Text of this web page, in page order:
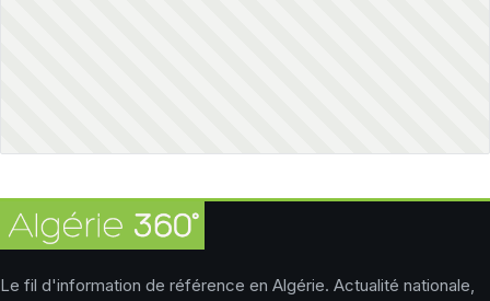
Le fil d'information de référence en Algérie. Actualité nationale,